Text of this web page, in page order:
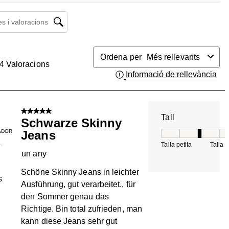
i valoracions regió de cerca
Valoracions
Ordena per
Més rellevants
Informació de rellevància
5 de 5 estrelles.
Schwarze Skinny
Jeans
un any
Schöne Skinny Jeans in leichter
Ausführung, gut verarbeitet., für
den Sommer genau das
Richtige. Bin total zufrieden, man
kann diese Jeans sehr gut
Tall
Talla petita Talla